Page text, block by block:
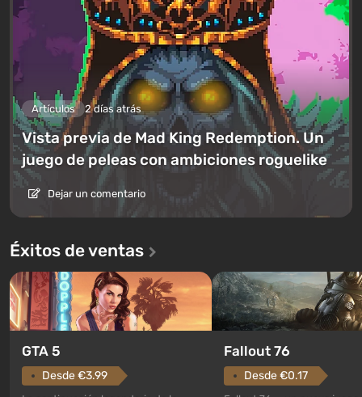
Artículos 2 días atrás
Vista previa de Mad King Redemption. Un
juego de peleas con ambiciones roguelike
Dejar un comentario
Éxitos de ventas
GTA 5
Desde €3.99
Fallout 76
Desde €0.17